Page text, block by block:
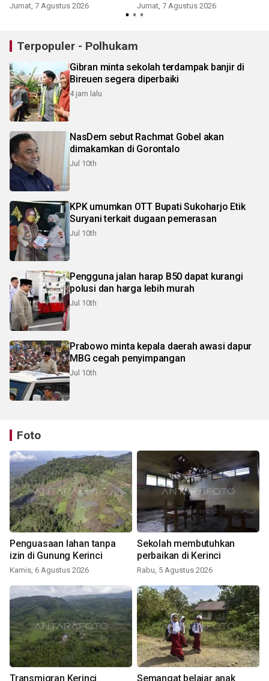
Jumat, 7 Agustus 2026 Jumat, 7 Agustus 2026
Terpopuler - Polhukam
Gibran minta sekolah terdampak banjir di
Bireuen segera diperbaiki
4 jam lalu
NasDem sebut Rachmat Gobel akan
dimakamkan di Gorontalo
Jul 10th
KPK umumkan OTT Bupati Sukoharjo Etik
Suryani terkait dugaan pemerasan
Jul 10th
Pengguna jalan harap B50 dapat kurangi
polusi dan harga lebih murah
Jul 10th
Prabowo minta kepala daerah awasi dapur
MBG cegah penyimpangan
Jul 10th
Foto
Penguasaan lahan tanpa
izin di Gunung Kerinci
Kamis, 6 Agustus 2026
Sekolah membutuhkan
perbaikan di Kerinci
Rabu, 5 Agustus 2026
Transmigran Kerinci
Semangat belajar anak